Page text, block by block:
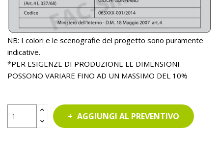
NB: I colori e le scenografie del progetto sono puramente
indicative.
*PER ESIGENZE DI PRODUZIONE LE DIMENSIONI
POSSONO VARIARE FINO AD UN MASSIMO DEL 10%
AGGIUNGI AL PREVENTIVO